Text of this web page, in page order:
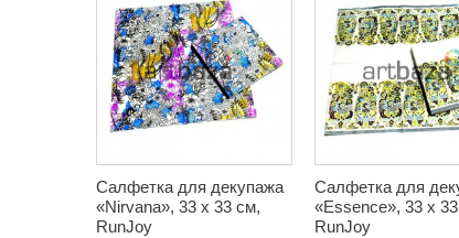
Салфетка для декупажа
«Nirvana», 33 x 33 см,
RunJoy
Салфетка для
«Essence», 33 x
RunJoy